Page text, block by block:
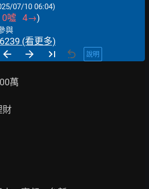
07/10 06:04)
0噓 4→)
與
(看更多)
說明
萬
財